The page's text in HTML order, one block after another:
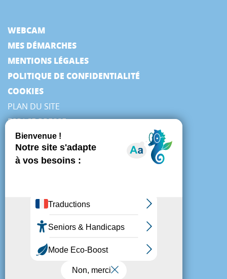
WEBCAM
MES DÉMARCHES
MENTIONS LÉGALES
POLITIQUE DE CONFIDENTIALITÉ
COOKIES
PLAN DU SITE
ESPACE PRESSE